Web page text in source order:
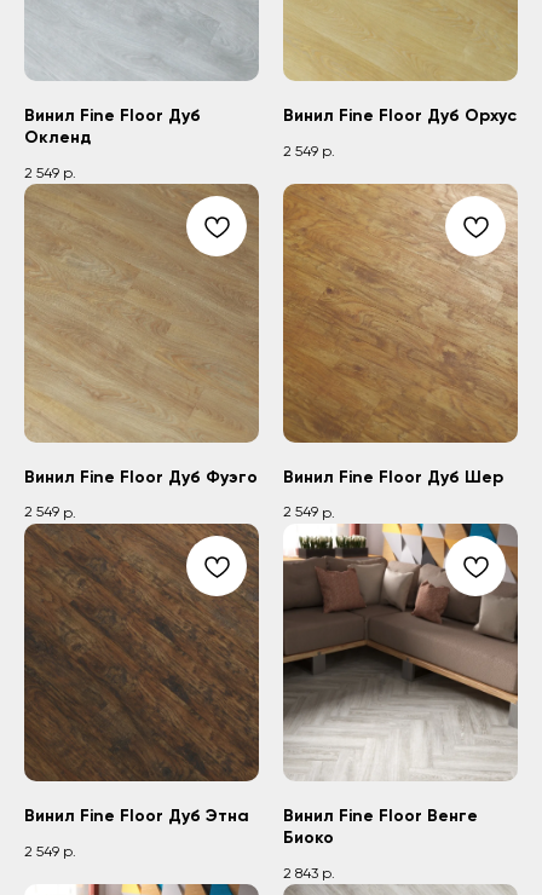
Винил Fine Floor Дуб
Окленд
2 549 р.
Винил Fine Floor Дуб Орхус
2 549 р.
Винил Fine Floor Дуб Фуэго
2 549 р.
Винил Fine Floor Дуб Шер
2 549 р.
Винил Fine Floor Дуб Этна
2 549 р.
Винил Fine Floor Венге
Биоко
2 843 р.